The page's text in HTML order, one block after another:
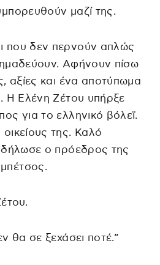
μαζί της.
που δεν περνούν απλώς
Αφήνουν πίσω
αξίες και ένα αποτύπωμα
Η Ελένη Ζέτου υπήρξε
για το ελληνικό βόλεϊ.
της. Καλό
δήλωσε ο πρόεδρος της
θα σε ξεχάσει ποτέ.”